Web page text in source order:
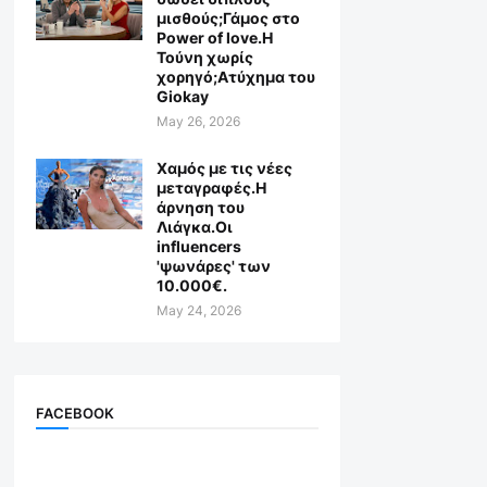
μισθούς;Γάμος στο
Power of love.Η
Τούνη χωρίς
χορηγό;Aτύχημα του
Giokay
May 26, 2026
Χαμός με τις νέες
μεταγραφές.Η
άρνηση του
Λιάγκα.Οι
influencers
'ψωνάρες' των
10.000€.
May 24, 2026
FACEBOOK